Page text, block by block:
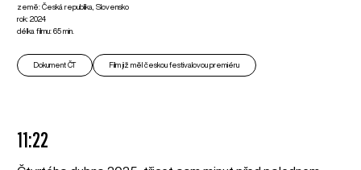
země: Česká republika, Slovensko
rok: 2024
délka filmu: 65 min.
Dokument ČT Film již měl českou festivalovou premiéru
11:22